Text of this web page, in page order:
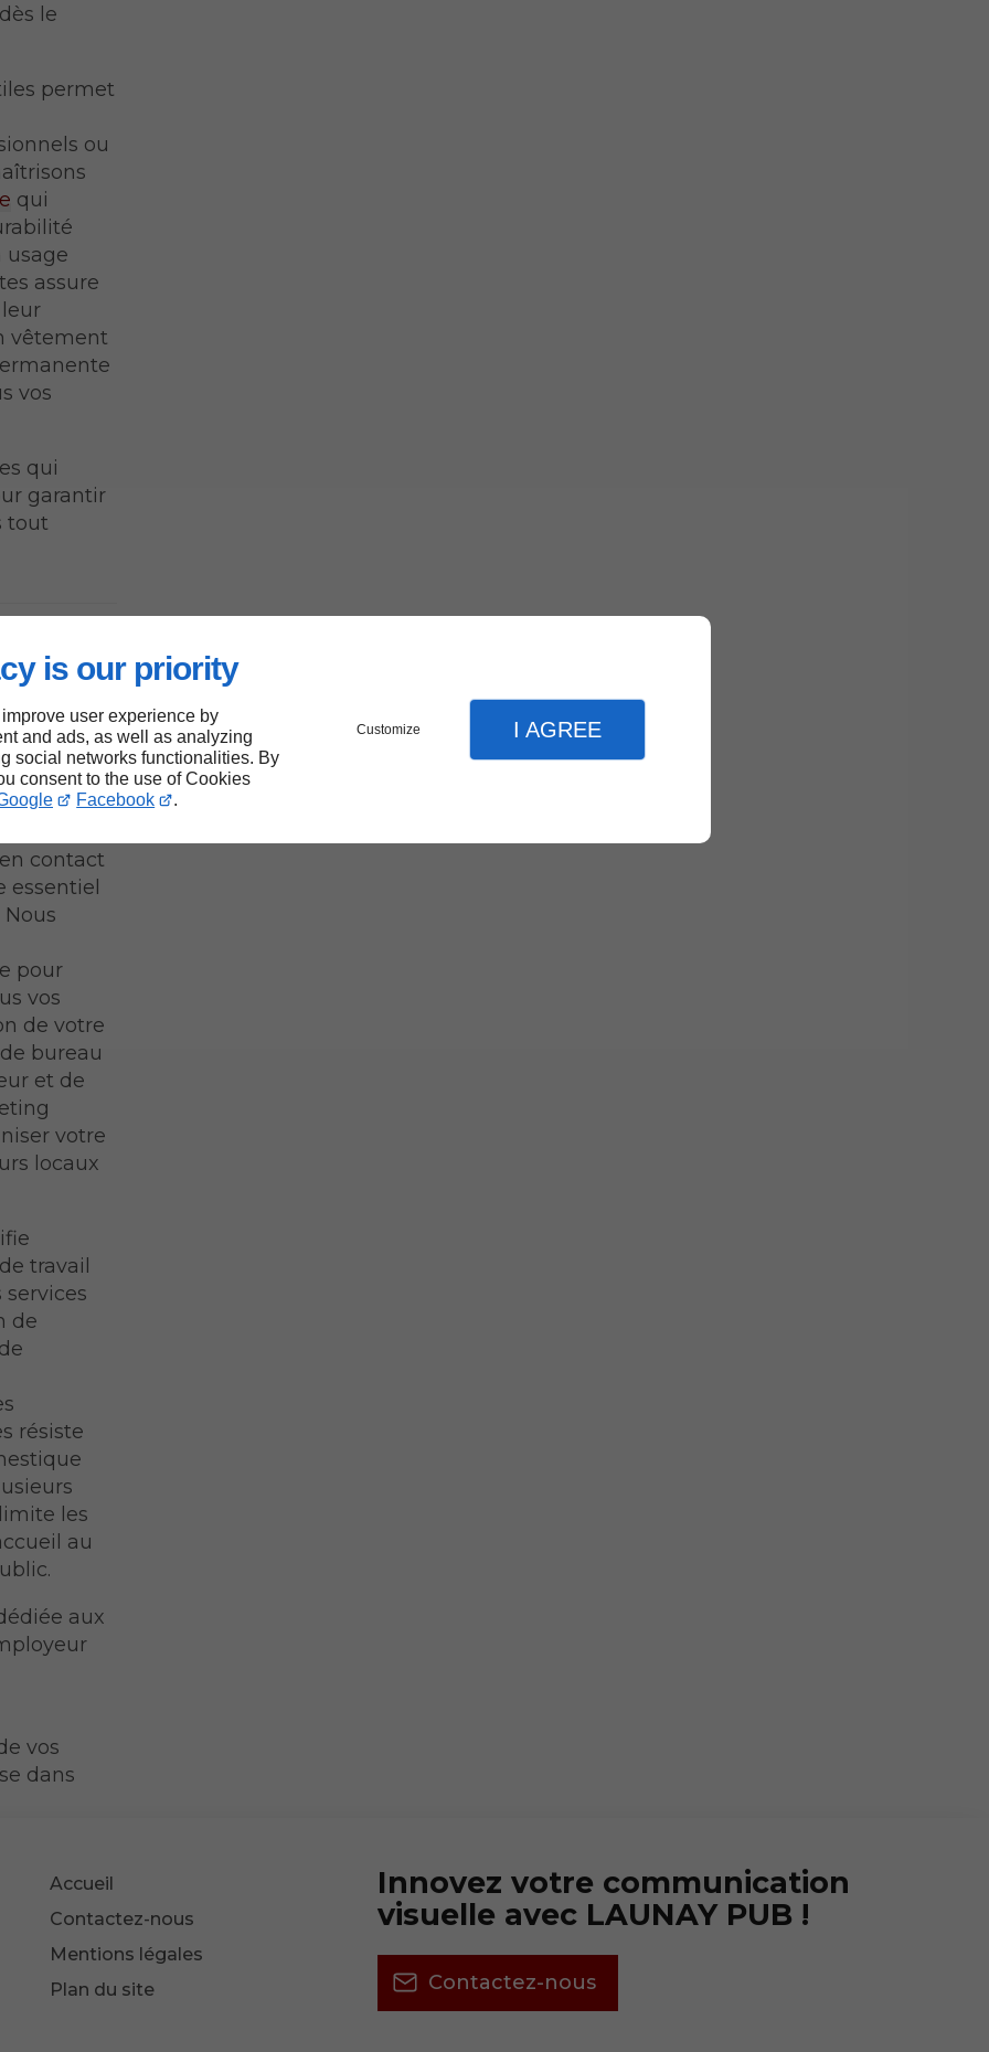
is our priority
user experience by
and ads, as well as analyzing
social networks functionalities. By
consent to the use of Cookies
Facebook .
Customize I AGREE
le
permet
ou
qui
usage
assure
vêtement
vos
qui
garantir
tout
contact
essentiel
pour
vos
de votre
bureau
et de
votre
locaux
travail
de
résiste
les
au
aux
vos
dans
Accueil
Contactez-nous
Mentions légales
Plan du site
Innovez votre communication
visuelle avec LAUNAY PUB !
Contactez-nous